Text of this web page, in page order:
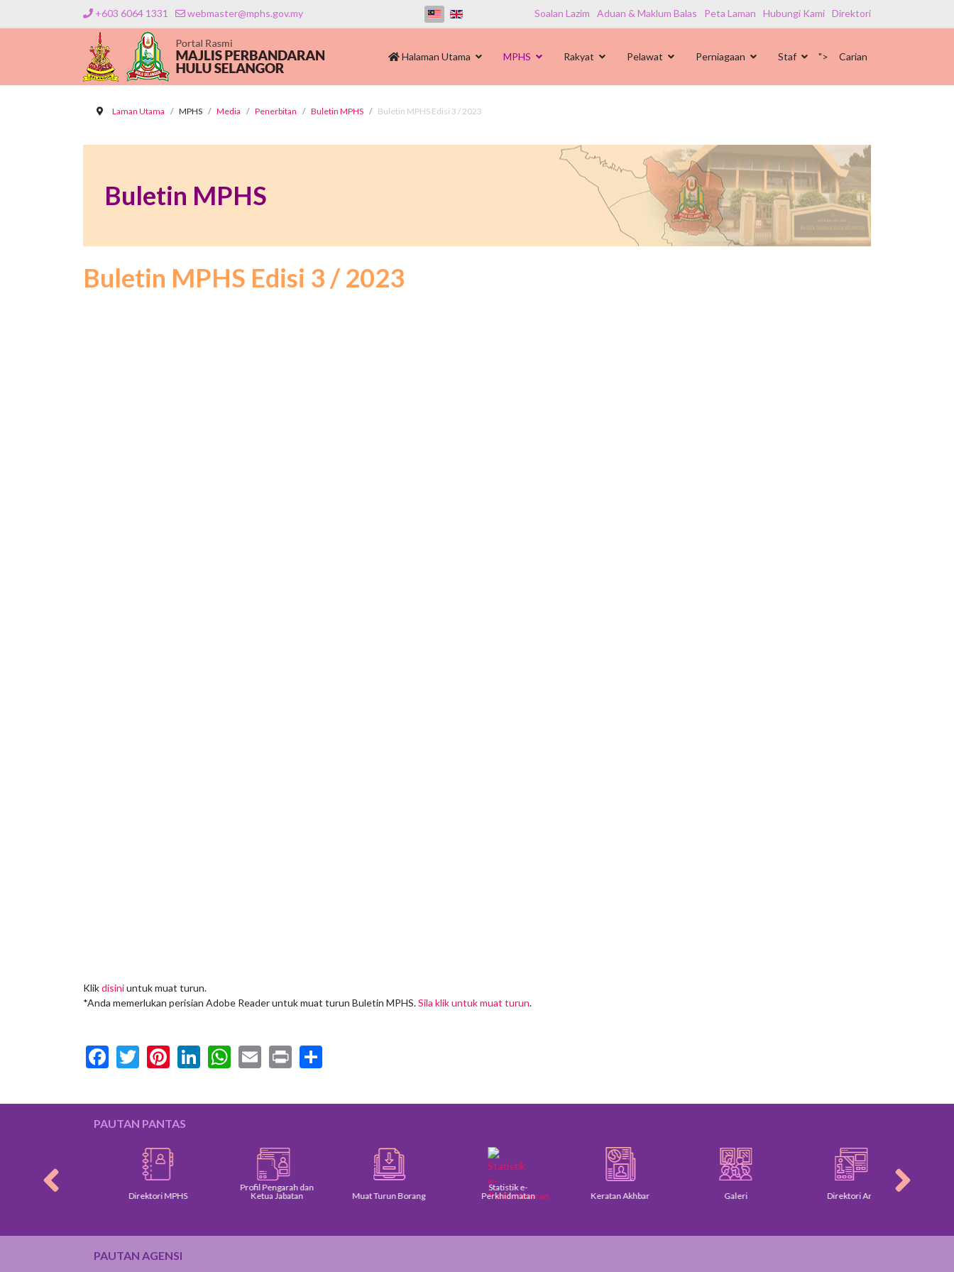
+603 6064 1331 webmaster@mphs.gov.my Soalan Lazim Aduan & Maklum Balas Peta Laman Hubungi Kami Direktori
Halaman Utama MPHS Rakyat Pelawat Perniagaan Staf "> Carian
Laman Utama MPHS Media Penerbitan Buletin MPHS Buletin MPHS Edisi 3 / 2023
Buletin MPHS
Buletin MPHS Edisi 3 / 2023
Klikdisiniuntuk muat turun.
*Anda memerlukan perisian Adobe Reader untuk muat turun Buletin MPHS.Sila klik untuk muat turun.
Facebook
Twitter
Pinterest
LinkedIn
WhatsApp
Email
Print
PAUTAN PANTAS
Direktori MPHS
Profil Pengarah dan
Ketua Jabatan
Muat Turun Borang
Statistik e-
Perkhidmatan
Keratan Akhbar Galeri Direktori Am
PAUTAN AGENSI